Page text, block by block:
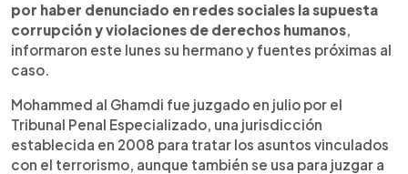
por haber denunciado en redes sociales la supuesta
corrupción y violaciones de derechos humanos,
informaron este lunes su hermano y fuentes próximas al
caso.
Mohammed al Ghamdi fue juzgado en julio por el
Tribunal Penal Especializado, una jurisdicción
establecida en 2008 para tratar los asuntos vinculados
con el terrorismo, aunque también se usa para juzgar a